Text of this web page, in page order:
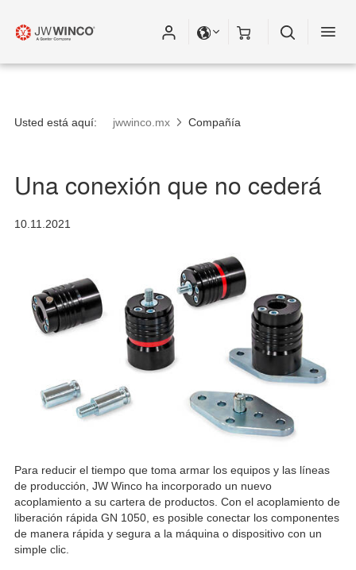
Usted está aquí: jwwinco.mx Compañía
Una conexión que no cederá
10.11.2021
Para reducir el tiempo que toma armar los equipos y las líneas
de producción, JW Winco ha incorporado un nuevo
acoplamiento a su cartera de productos. Con el acoplamiento de
liberación rápida GN 1050, es posible conectar los componentes
de manera rápida y segura a la máquina o dispositivo con un
simple clic.